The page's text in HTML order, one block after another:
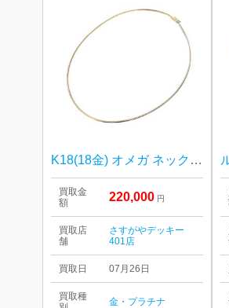
K18(18金) オメガ ネックレス
買取金
額
220,000 円
買取店
舗
さすがやデッキー
401店
買取日 07月26日
買取種
金・プラチナ